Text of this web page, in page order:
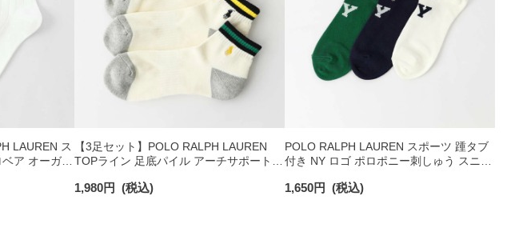
LAUREN ス
ア オーガニ
【3足セット】POLO RALPH LAUREN
TOPライン 足底パイル アーチサポート
ズ 92009611
1,980円 (税込)
POLO RALPH LAUREN スポーツ 踵タブ
付き NY ロゴ ポロポニー刺しゅう スニー
ソックス 02022328
1,650円 (税込)